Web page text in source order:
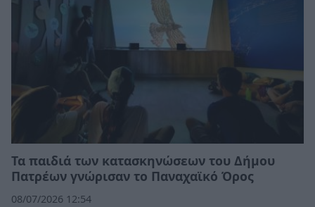
Τα παιδιά των κατασκηνώσεων του Δήμου
Πατρέων γνώρισαν το Παναχαϊκό Όρος
08/07/2026 12:54